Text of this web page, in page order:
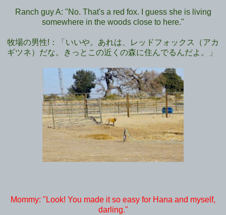
Ranch guy A: "No. That's a red fox. I guess she is living
somewhere in the woods close to here."
牧場の男性!：「いいや。あれは、レッドフォックス（アカ
ギツネ）だな。きっとこの近くの森に住んでるんだよ。」
Mommy: "Look! You made it so easy for Hana and myself,
darling."